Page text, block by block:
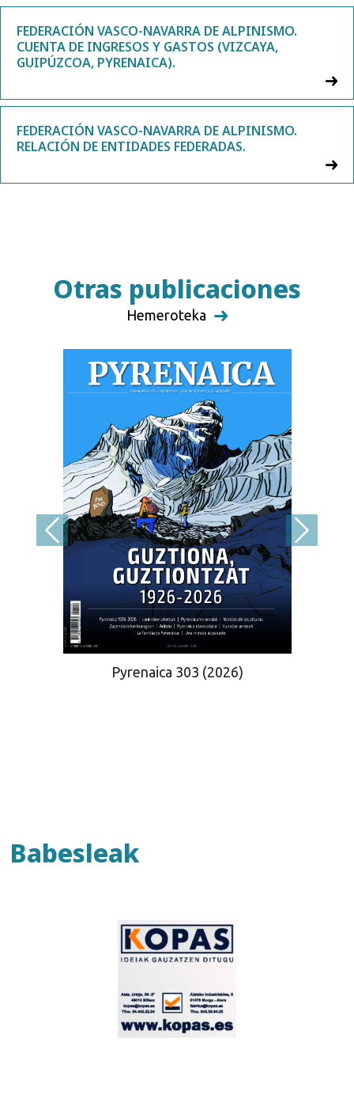
FEDERACIÓN VASCO-NAVARRA DE ALPINISMO.
CUENTA DE INGRESOS Y GASTOS (VIZCAYA,
GUIPÚZCOA, PYRENAICA).
FEDERACIÓN VASCO-NAVARRA DE ALPINISMO.
RELACIÓN DE ENTIDADES FEDERADAS.
Otras publicaciones
Hemeroteka
Pyrenaica 303 (2026)
Babesleak